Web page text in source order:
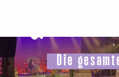
principal
Die